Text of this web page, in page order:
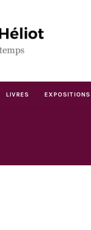
LIVRES EXPOSITIONS